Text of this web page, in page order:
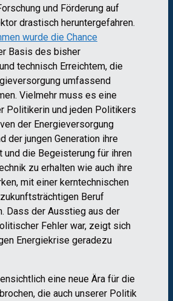
und Förderung auf
drastisch heruntergefahren.
wurde die Chance
Basis des bisher
technisch Erreichtem, die
umfassend
Vielmehr muss es eine
Politikerin und jeden Politikers
der Energieversorgung
der jungen Generation ihre
und die Begeisterung für ihren
zu erhalten wie auch ihre
mit einer kerntechnischen
Beruf
Dass der Ausstieg aus der
Fehler war, zeigt sich
Energiekrise geradezu
eine neue Ära für die
die auch unserer Politik